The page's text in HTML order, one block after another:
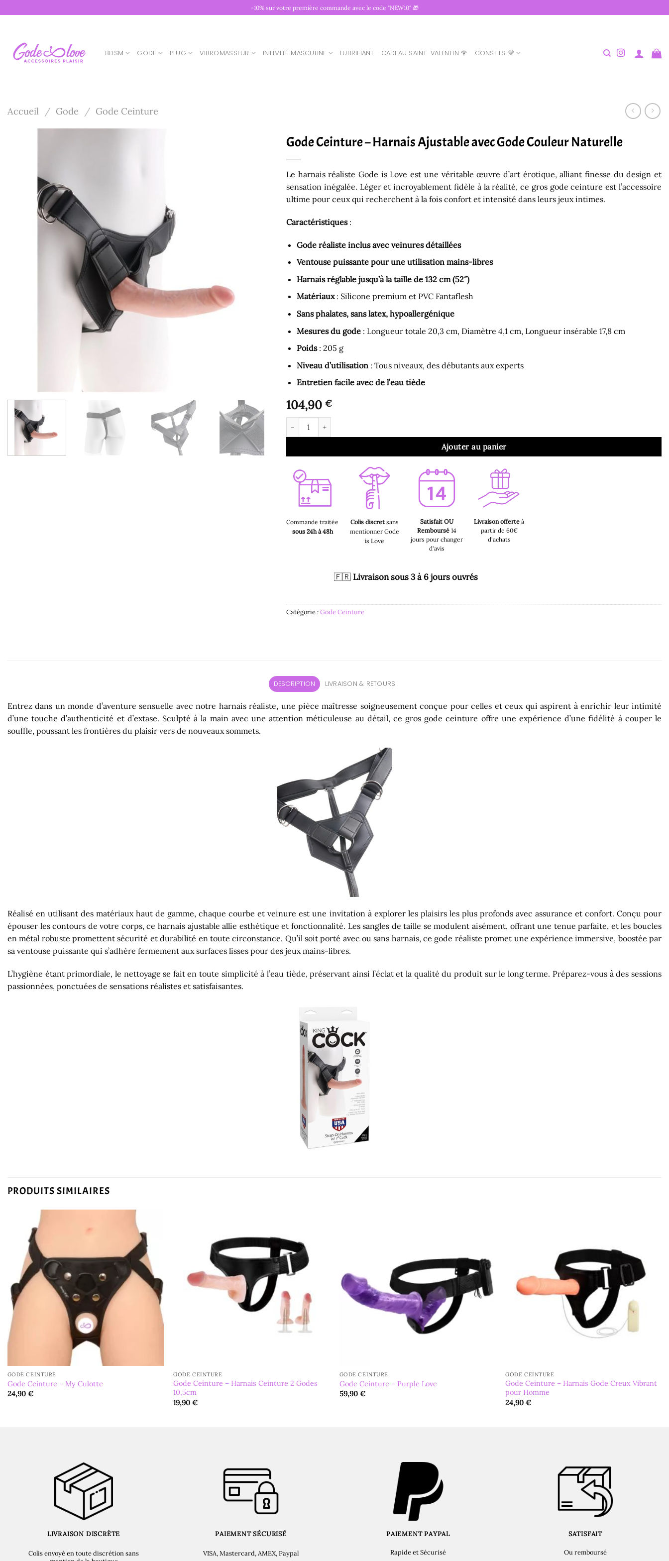
au
-10% sur votre première commande avec le code "NEW10" 🎁
BDSM GODE PLUG VIBROMASSEUR INTIMITÉ MASCULINE LUBRIFIANT CADEAU SAINT-VALENTIN 🌹 CONSEILS 💜
Accueil / Gode / Gode Ceinture
Gode Ceinture – Harnais Ajustable avec Gode Couleur Naturelle
Le harnais réaliste Gode is Love est une véritable œuvre d’art érotique, alliant finesse du design et
sensation inégalée. Léger et incroyablement fidèle à la réalité, ce gros gode ceinture est l’accessoire
ultime pour ceux qui recherchent à la fois confort et intensité dans leurs jeux intimes.
Caractéristiques:
Gode réaliste inclus avec veinures détaillées
Ventouse puissante pour une utilisation mains-libres
Harnais réglable jusqu’à la taille de 132 cm (52″)
Matériaux: Silicone premium et PVC Fantaflesh
Sans phalates, sans latex, hypoallergénique
Mesures du gode: Longueur totale 20,3 cm, Diamètre 4,1 cm, Longueur insérable 17,8 cm
Poids: 205 g
Niveau d’utilisation: Tous niveaux, des débutants aux experts
Entretien facile avec de l’eau tiède
104,90 €
quantité de Gode Ceinture - Harnais Ajustable avec Gode Couleur Naturelle
Ajouter au panier
Commande traitée
sous 24h à 48h
Colis discret sans
mentionner Gode
is Love
Satisfait OU
Remboursé 14
jours pour changer
d'avis
Livraison offerte à
partir de 60€
d'achats
🇫🇷 Livraison sous 3 à 6 jours ouvrés
Catégorie :Gode Ceinture
DESCRIPTION LIVRAISON & RETOURS
Entrez dans un monde d’aventure sensuelle avec notre harnais réaliste, une pièce maîtresse soigneusement conçue pour celles et ceux qui aspirent à enrichir leur intimité
d’une touche d’authenticité et d’extase. Sculpté à la main avec une attention méticuleuse au détail, ce gros gode ceinture offre une expérience d’une fidélité à couper le
souffle, poussant les frontières du plaisir vers de nouveaux sommets.
Réalisé en utilisant des matériaux haut de gamme, chaque courbe et veinure est une invitation à explorer les plaisirs les plus profonds avec assurance et confort. Conçu pour
épouser les contours de votre corps, ce harnais ajustable allie esthétique et fonctionnalité. Les sangles de taille se modulent aisément, offrant une tenue parfaite, et les boucles
en métal robuste promettent sécurité et durabilité en toute circonstance. Qu’il soit porté avec ou sans harnais, ce gode réaliste promet une expérience immersive, boostée par
sa ventouse puissante qui s’adhère fermement aux surfaces lisses pour des jeux mains-libres.
L’hygiène étant primordiale, le nettoyage se fait en toute simplicité à l’eau tiède, préservant ainsi l’éclat et la qualité du produit sur le long terme. Préparez-vous à des sessions
passionnées, ponctuées de sensations réalistes et satisfaisantes.
PRODUITS SIMILAIRES
GODE CEINTURE
Gode Ceinture – My Culotte
24,90 €
GODE CEINTURE
Gode Ceinture – Harnais Ceinture 2 Godes
10,5cm
19,90€
GODE CEINTURE
Gode Ceinture – Purple Love
59,90 €
GODE CEINTURE
Gode Ceinture – Harnais Gode Creux Vibrant
pour Homme
24,90€
LIVRAISON DISCRÈTE
Colis envoyé en toute discrétion sans
PAIEMENT SÉCURISÉ
VISA, Mastercard, AMEX, Paypal
PAIEMENT PAYPAL
Rapide et Sécurisé
SATISFAIT
Ou remboursé